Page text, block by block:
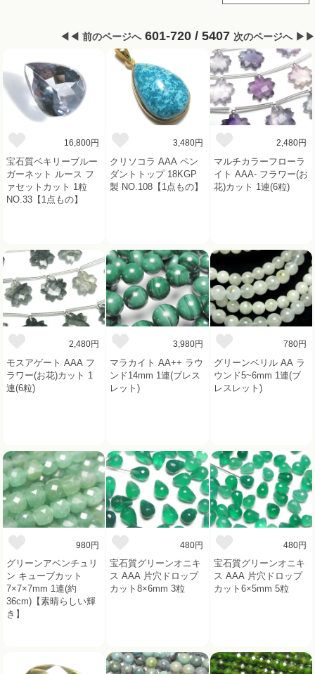
◀◀ 前のページへ 601-720 / 5407 次のページへ ▶▶
16,800円
宝石質ベキリーブルー
ガーネット ルース フ
ァセットカット 1粒
NO.33【1点もの】
3,480円
クリソコラ AAA ペン
ダントトップ 18KGP
製 NO.108【1点もの】
2,480円
マルチカラーフローラ
イト AAA- フラワー(お
花)カット 1連(6粒)
2,480円
モスアゲート AAA フ
ラワー(お花)カット 1
連(6粒)
3,980円
マラカイト AA++ ラウ
ンド14mm 1連(ブレス
レット)
780円
グリーンベリル AA ラ
ウンド5~6mm 1連(ブ
レスレット)
980円
グリーンアベンチュリ
ン キューブカット
7×7×7mm 1連(約
36cm)【素晴らしい輝
き】
480円
宝石質グリーンオニキ
ス AAA 片穴ドロップ
カット8×6mm 3粒
480円
宝石質グリーンオニキ
ス AAA 片穴ドロップ
カット6×5mm 5粒